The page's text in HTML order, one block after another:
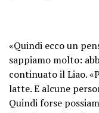
«Quindi ecco un
sappiamo molto:
continuato il Liao.
latte. E alcune
Quindi forse